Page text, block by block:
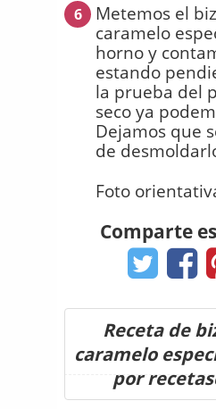
6
Metemos el
caramelo
horno y
estando
la prueba del
seco ya
Dejamos que
de
Foto
Comparte
Receta de
caramelo
por